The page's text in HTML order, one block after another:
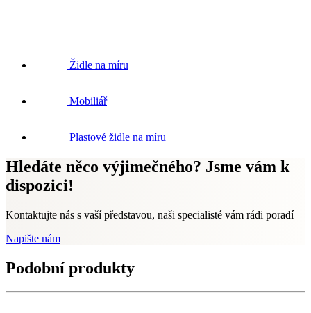
Židle na míru
Mobiliář
Plastové židle na míru
Hledáte něco výjimečného? Jsme vám k
dispozici!
Kontaktujte nás s vaší představou, naši specialisté vám rádi poradí
Napište nám
Podobní produkty